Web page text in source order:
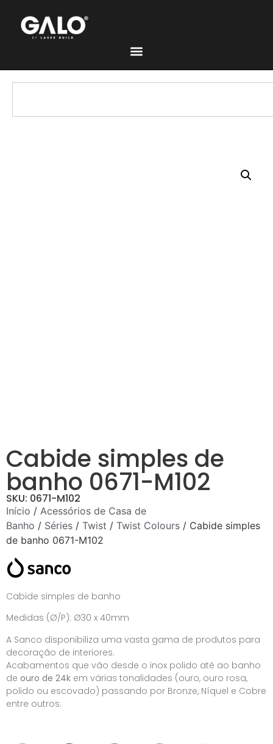
Cabide simples de
banho 0671-M102
SKU: 0671-M102
Início / Acessórios de Casa de
Banho / Séries / Twist / Twist Colours / Cabide simples
de banho 0671-M102
Cabide simples de banho
Medidas (Ø/P): Ø30 x 40mm
A Sanco disponibiliza uma vasta gama de produtos para
decoração de interiores.
Acabamentos que vão desde o inox polido até ao banho
de ouro de 24k em várias tonalidades (ouro, ouro rosa,
polido ou escovado) passando por Bronze, Níquel e Cobre
entre outros.